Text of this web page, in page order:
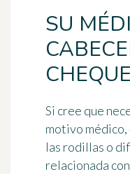
SU
Si cree que
motivo
las rodillas o
relacionada